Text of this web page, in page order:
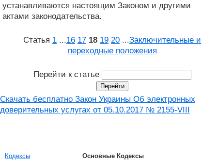
устанавливаются настоящим Законом и другими
актами законодательства.
Статья 1 ...16 17 18 19 20 ...Заключительные и
переходные положения
Перейти к статье
Скачать бесплатно Закон Украины Об электронных
доверительных услугах от 05.10.2017 № 2155-VIII
Кодексы
Основные Кодексы